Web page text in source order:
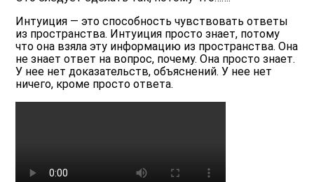
Интуиция — это способность чувствовать ответы
из пространства. Интуиция просто знает, потому
что она взяла эту информацию из пространства. Она
не знает ответ на вопрос, почему. Она просто знает.
У нее нет доказательств, объяснений. У нее нет
ничего, кроме просто ответа.